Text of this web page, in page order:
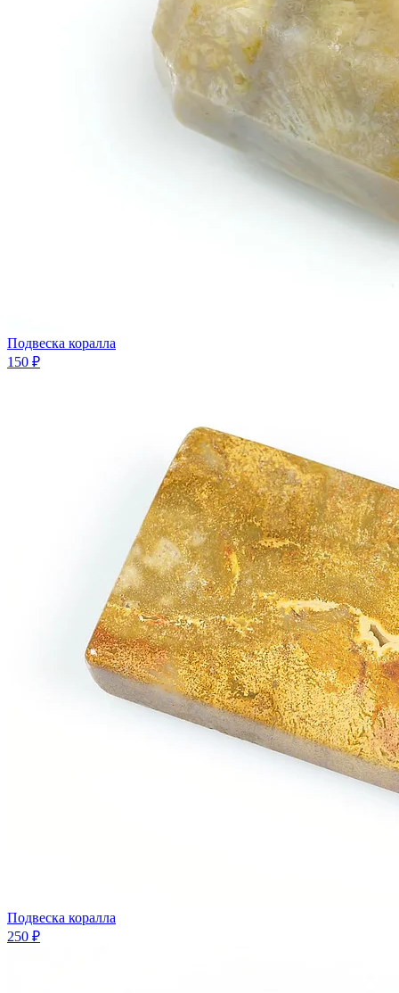
Подвеска коралла
150 ₽
Подвеска коралла
250 ₽